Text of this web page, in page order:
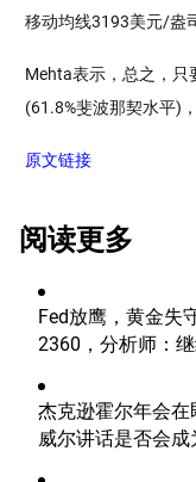
移动均线3193美元/盎
Mehta表示，总之，
(61.8%斐波那契水平)
原文链接
阅读更多
Fed放鹰，黄金失
2360，分析师：
杰克逊霍尔年会在
威尔讲话是否会成